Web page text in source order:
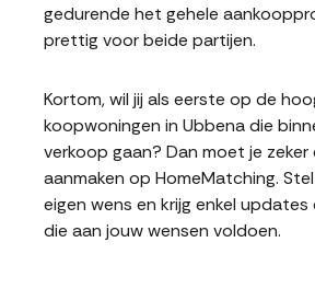
gedurende het gehele
prettig voor beide partijen.
Kortom, wil jij als eerste op de
koopwoningen in Ubbena die
verkoop gaan? Dan moet je
aanmaken op HomeMatching.
eigen wens en krijg enkel updates
die aan jouw wensen voldoen.